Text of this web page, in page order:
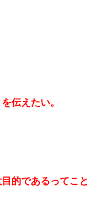
伝えたい。
的であるってこと